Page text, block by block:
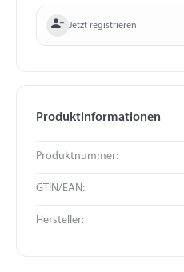
Jetzt registrieren
Produktinformationen
Produktnummer:
GTIN/EAN:
Hersteller: